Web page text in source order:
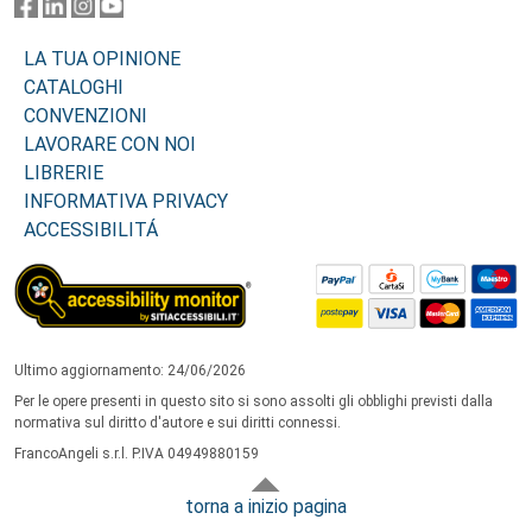
LA TUA OPINIONE
CATALOGHI
CONVENZIONI
LAVORARE CON NOI
LIBRERIE
INFORMATIVA PRIVACY
ACCESSIBILITÁ
Ultimo aggiornamento: 24/06/2026
Per le opere presenti in questo sito si sono assolti gli obblighi previsti dalla
normativa sul diritto d'autore e sui diritti connessi.
FrancoAngeli s.r.l. P.IVA 04949880159
torna a inizio pagina